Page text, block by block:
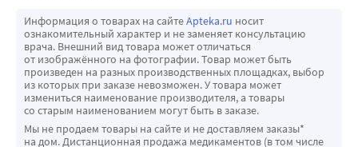
Информация о товарах на сайтеApteka.ru носит
ознакомительный характер и не заменяет консультацию
врача. Внешний вид товара может отличаться
от изображённого на фотографии. Товар может быть
произведен на разных производственных площадках, выбор
из которых при заказе невозможен. У товара может
измениться наименование производителя, а товары
со старым наименованием могут быть в заказе.
Мы не продаем товары на сайте и не доставляем заказы*
на дом. Дистанционная продажа медикаментов (в том числе